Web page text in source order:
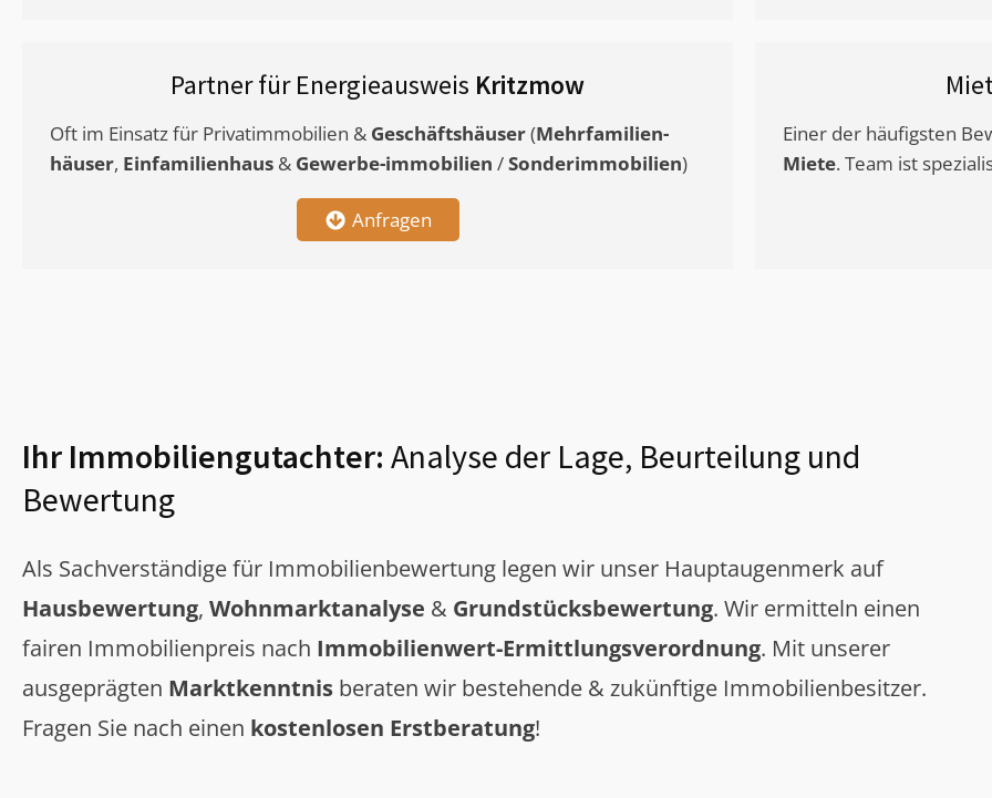
Partner für Energieausweis Kritzmow
Oft im Einsatz für Privatimmobilien & Geschäftshäuser(Mehrfamilien-
häuser, Einfamilienhaus & Gewerbe-immobilien /Sonderimmobilien)
Anfragen
Einer der häufigsten
Miete. Team ist
Ihr Immobiliengutachter: Analyse der Lage, Beurteilung und
Bewertung
Als Sachverständige für Immobilienbewertung legen wir unser Hauptaugenmerk auf
Hausbewertung, Wohnmarktanalyse & Grundstücksbewertung. Wir ermitteln einen
fairen Immobilienpreis nach Immobilienwert-Ermittlungsverordnung. Mit unserer
ausgeprägten Marktkenntnis beraten wir bestehende & zukünftige Immobilienbesitzer.
Fragen Sie nach einen kostenlosen Erstberatung!